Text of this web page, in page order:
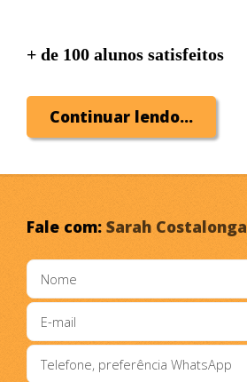
+ de 100 alunos satisfeitos
A personal trainer Sarah
Continuar lendo...
Fale com: Sarah